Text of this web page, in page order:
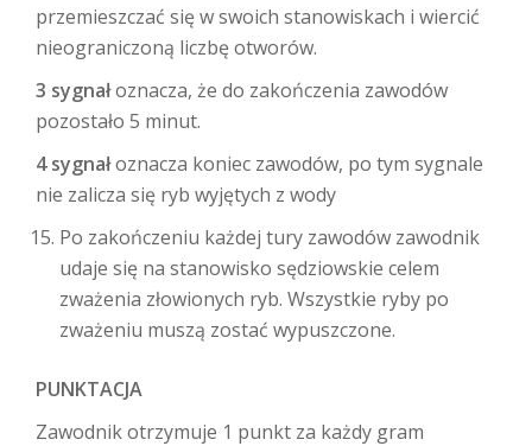
przemieszczać się w swoich stanowiskach i wiercić
nieograniczoną liczbę otworów.
3 sygnałoznacza, że do zakończenia zawodów
pozostało 5 minut.
4 sygnałoznacza koniec zawodów, po tym sygnale
nie zalicza się ryb wyjętych z wody
Po zakończeniu każdej tury zawodów zawodnik
udaje się na stanowisko sędziowskie celem
zważenia złowionych ryb. Wszystkie ryby po
zważeniu muszą zostać wypuszczone.
PUNKTACJA
Zawodnik otrzymuje 1 punkt za każdy gram